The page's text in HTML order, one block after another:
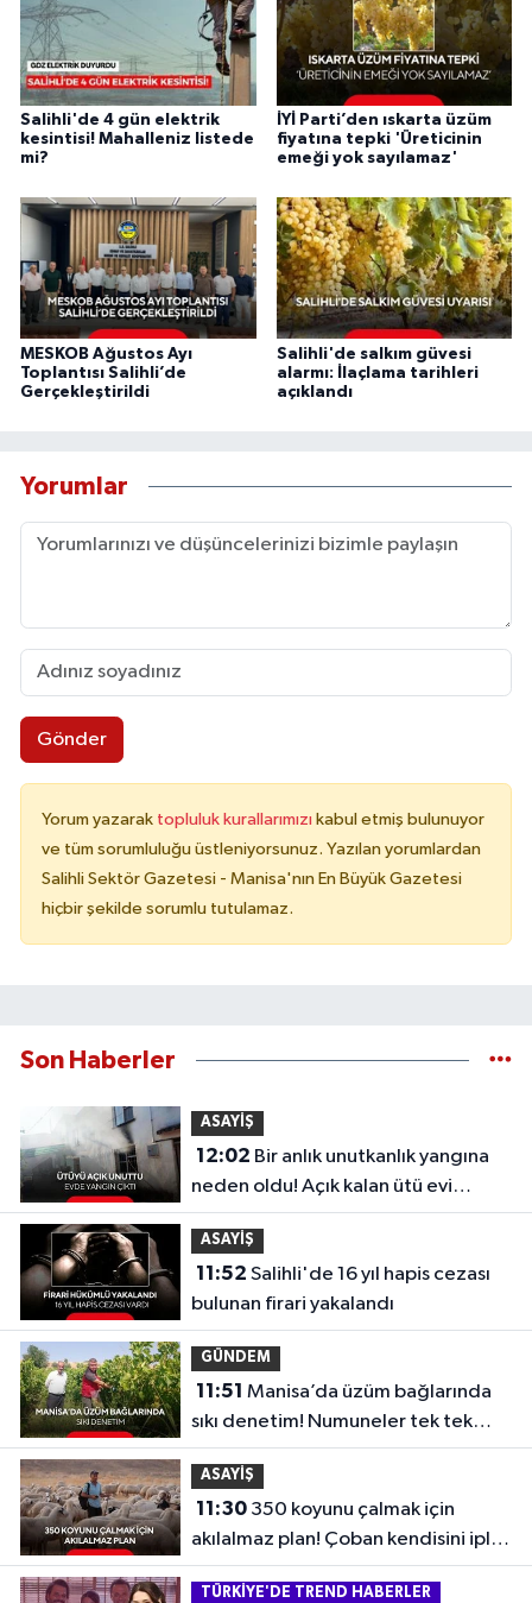
Salihli'de 4 gün elektrik
kesintisi! Mahalleniz listede
mi?
İYİ Parti’den ıskarta üzüm
fiyatına tepki 'Üreticinin
emeği yok sayılamaz'
MESKOB Ağustos Ayı
Toplantısı Salihli’de
Gerçekleştirildi
Salihli'de salkım güvesi
alarmı: İlaçlama tarihleri
açıklandı
Yorumlar
Gönder
Yorum yazarak topluluk kurallarımızı kabul etmiş bulunuyor
ve tüm sorumluluğu üstleniyorsunuz. Yazılan yorumlardan
Salihli Sektör Gazetesi - Manisa'nın En Büyük Gazetesi
hiçbir şekilde sorumlu tutulamaz.
Son Haberler
ASAYİŞ
12:02
neden oldu! Açık kalan ütü evi
dumana boğdu
ASAYİŞ
11:52
bulunan firari yakalandı
GÜNDEM
11:51
sıkı denetim! Numuneler tek tek
alındı...
ASAYİŞ
11:30350 koyunu çalmak için
akılalmaz plan! Çoban kendisini iple
bağlattı...
TÜRKİYE'DE TREND HABERLER